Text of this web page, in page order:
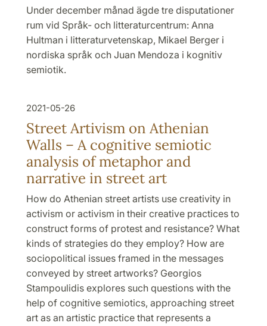
Under december månad ägde tre disputationer
rum vid Språk- och litteraturcentrum: Anna
Hultman i litteraturvetenskap, Mikael Berger i
nordiska språk och Juan Mendoza i kognitiv
semiotik.
2021-05-26
Street Artivism on Athenian
Walls – A cognitive semiotic
analysis of metaphor and
narrative in street art
How do Athenian street artists use creativity in
activism or activism in their creative practices to
construct forms of protest and resistance? What
kinds of strategies do they employ? How are
sociopolitical issues framed in the messages
conveyed by street artworks? Georgios
Stampoulidis explores such questions with the
help of cognitive semiotics, approaching street
art as an artistic practice that represents a